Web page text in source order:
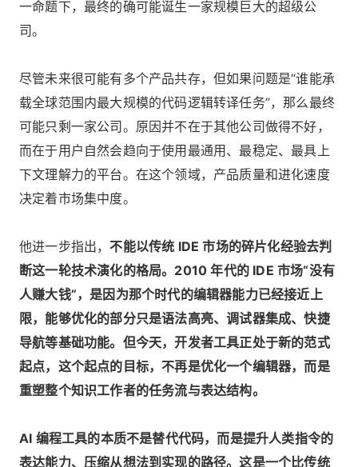
一命题下，最终的确可能诞生一家规模巨大的超级公
司。
尽管未来很可能有多个产品共存，但如果问题是“谁能承
载全球范围内最大规模的代码逻辑转译任务”，那么最终
可能只剩一家公司。原因并不在于其他公司做得不好，
而在于用户自然会趋向于使用最通用、最稳定、最具上
下文理解力的平台。在这个领域，产品质量和进化速度
决定着市场集中度。
他进一步指出，不能以传统 IDE 市场的碎片化经验去判
断这一轮技术演化的格局。2010 年代的 IDE 市场“没有
人赚大钱”，是因为那个时代的编辑器能力已经接近上
限，能够优化的部分只是语法高亮、调试器集成、快捷
导航等基础功能。但今天，开发者工具正处于新的范式
起点，这个起点的目标，不再是优化一个编辑器，而是
重塑整个知识工作者的任务流与表达结构。
AI 编程工具的本质不是替代代码，而是提升人类指令的
表达能力、压缩从想法到实现的路径。这是一个比传统